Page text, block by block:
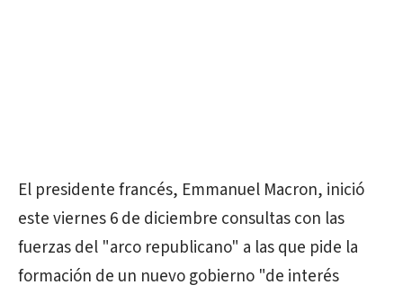
El presidente francés, Emmanuel Macron, inició
este viernes 6 de diciembre consultas con las
fuerzas del "arco republicano" a las que pide la
formación de un nuevo gobierno "de interés